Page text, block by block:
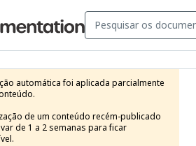
automática foi aplicada parcialmente
de um conteúdo recém-publicado
de 1 a 2 semanas para ficar